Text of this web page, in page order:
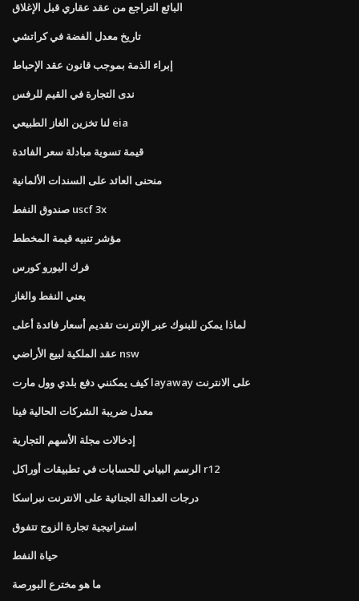
البائع التراجع من عقد عقاري قبل الإغلاق
تاريخ معدل الفضة في كراتشي
إبراء الذمة بموجب قانون عقد الإحباط
ندى التجارة في القيم للرفس
لنا تخزين الغاز الطبيعي eia
قيمة تسوية مبادلة سعر الفائدة
منحنى العائد على السندات الألمانية
صندوق النفط uscf 3x
مؤشر تنبيه قيمة المخطط
فرك اليورو كورس
يعني النفط والغاز
لماذا يمكن للبنوك عبر الإنترنت تقديم أسعار فائدة أعلى
عقد الملكية لبيع الأراضي nsw
كيف يمكنني دفع بلدي وول مارت layaway على الانترنت
معدل ضريبة الشركات الحالية فينا
إدخالات مجلة الأسهم التجارية
الرسم البياني للحسابات في تطبيقات أوراكل r12
درجات العدالة الجنائية على الانترنت نبراسكا
استراتيجية تجارة الزوج تتفوق
حياة النفط
ما هو مخترع البورصة